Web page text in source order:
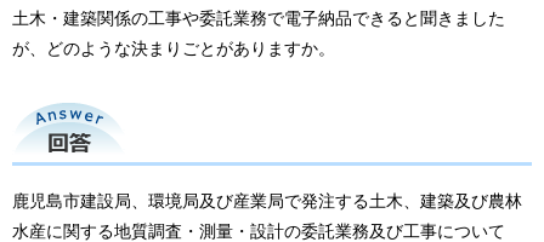
土木・建築関係の工事や委託業務で電子納品できると聞きました
が、どのような決まりごとがありますか。
回答
鹿児島市建設局、環境局及び産業局で発注する土木、建築及び農林
水産に関する地質調査・測量・設計の委託業務及び工事について